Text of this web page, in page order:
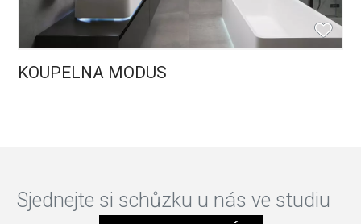
KOUPELNA MODUS
Sjednejte si schůzku u nás ve studiu